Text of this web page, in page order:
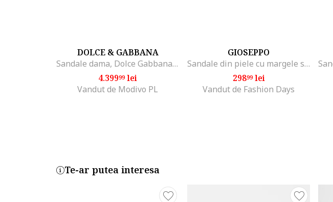
DOLCE & GABBANA
Sandale dama, Dolce Gabbana, piele naturala, model 8V135, alb,
4.39999lei
Vandut de Modivo PL
GIOSEPPO
Sandale din piele cu margele si strasuri, Lila/Crem
29899lei
Vandut de Fashion Days
Te-ar putea interesa